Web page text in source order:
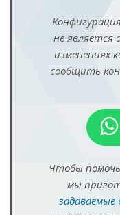
не является
изменениях
сообщить
Чтобы
мы
задаваемые